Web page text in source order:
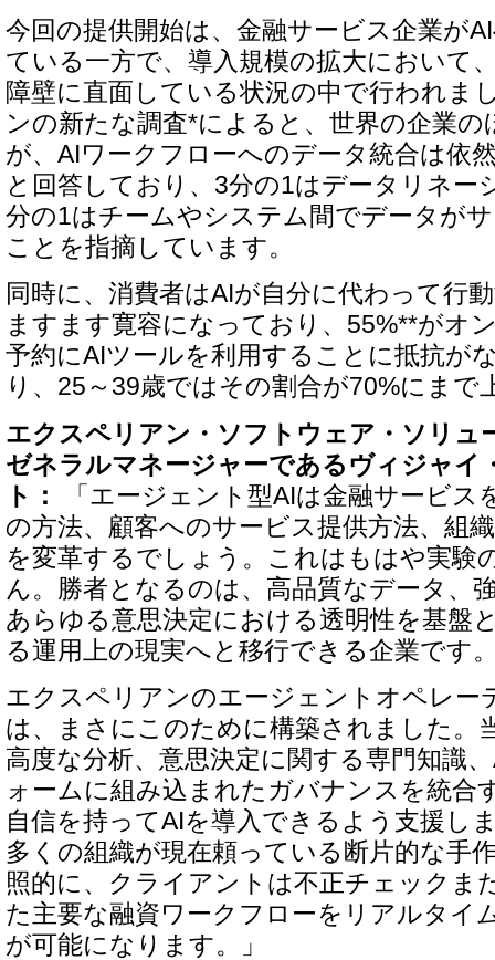
今回の提供開始は、金融サービス企業が
ている一方で、導入規模の拡大において
障壁に直面している状況の中で行われま
ンの新たな調査*によると、世界の企業の
が、AIワークフローへのデータ統合は依
と回答しており、3分の1はデータリネー
分の1はチームやシステム間でデータが
ことを指摘しています。
同時に、消費者はAIが自分に代わって行
ますます寛容になっており、55%**がオ
予約にAIツールを利用することに抵抗が
り、25～39歳ではその割合が70%にまで
エクスペリアン・ソフトウェア・ソリュ
ゼネラルマネージャーであるヴィジャイ
ト：
「エージェント型AIは金融サービス
の方法、顧客へのサービス提供方法、組
を変革するでしょう。これはもはや実験
ん。勝者となるのは、高品質なデータ、
あらゆる意思決定における透明性を基盤
る運用上の現実へと移行できる企業です
エクスペリアンのエージェントオペレー
は、まさにこのために構築されました。
高度な分析、意思決定に関する専門知識
ォームに組み込まれたガバナンスを統合
自信を持ってAIを導入できるよう支援し
多くの組織が現在頼っている断片的な手
照的に、クライアントは不正チェックま
た主要な融資ワークフローをリアルタイ
が可能になります。」